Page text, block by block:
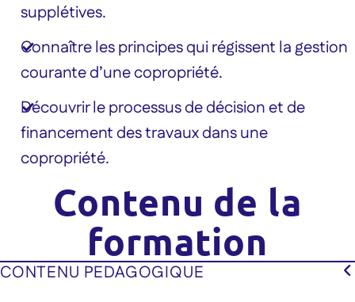
supplétives.
Connaître les principes qui régissent la gestion
courante d’une copropriété.
Découvrir le processus de décision et de
financement des travaux dans une
copropriété.
Contenu de la
formation
CONTENU PEDAGOGIQUE